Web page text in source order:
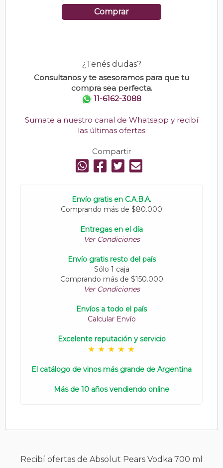
Comprar
¿Tenés dudas?
Consultanos y te asesoramos para que tu
compra sea perfecta.
11-6162-3088
Sumate a nuestro canal de Whatsapp y recibí
las últimas ofertas
Compartir
Envío gratis en C.A.B.A.
Comprando más de $80.000
Entregas en el día
Ver Condiciones
Envío gratis resto del país
Sólo 1 caja
Comprando más de $150.000
Ver Condiciones
Envíos a todo el país
Calcular Envío
Excelente reputación y servicio
El catálogo de vinos más grande de Argentina
Más de 10 años vendiendo online
Recibí ofertas de Absolut Pears Vodka 700 ml